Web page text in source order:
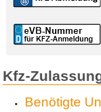
Kfz-
Benötigte